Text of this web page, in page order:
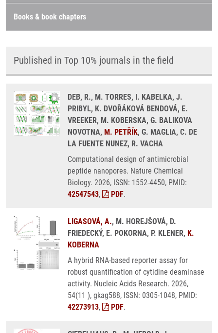
Books & book chapters
Published in Top 10% journals in the field
DEB, R., M. TORRES, I. KABELKA, J.
PRIBYL, K. DVOŘÁKOVÁ BENDOVÁ, E.
VREEKER, M. KOBERSKA, G. BALIKOVA
NOVOTNA, M. PETŘÍK, G. MAGLIA, C. DE
LA FUENTE NUNEZ, R. VACHA
Computational design of antimicrobial
peptide nanopores. Nature Chemical
Biology. 2026, ISSN: 1552-4450, PMID:
42547543, PDF.
LIGASOVÁ, A., M. HOREJŠOVÁ, D.
FRIEDECKÝ, E. POKORNA, P. KLENER, K.
KOBERNA
A hybrid RNA-based reporter assay for
robust quantification of cytidine deaminase
activity. Nucleic Acids Research. 2026,
54(11 ), gkag588, ISSN: 0305-1048, PMID:
42273913, PDF.